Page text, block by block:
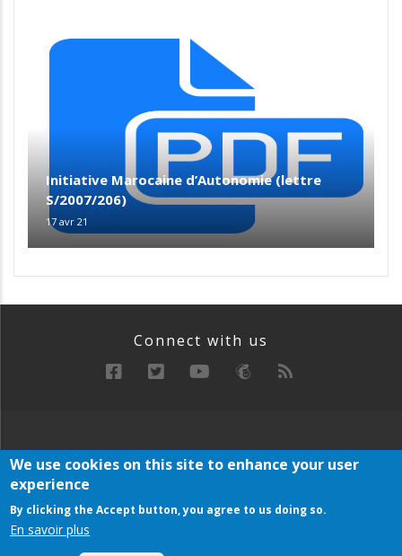
Initiative Marocaine d’Autonomie (lettre
S/2007/206)
17 avr 21
Connect with us
Below
Footer
Menu
RECHERCHE MANIFESTE
ARCHIVE
We use cookies on this site to enhance your user
experience
By clicking the Accept button, you agree to us doing so.
En savoir plus